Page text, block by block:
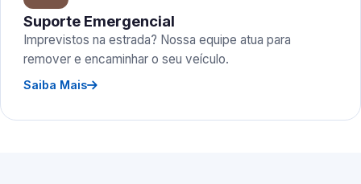
Suporte Emergencial
Imprevistos na estrada? Nossa equipe atua para
remover e encaminhar o seu veículo.
Saiba Mais